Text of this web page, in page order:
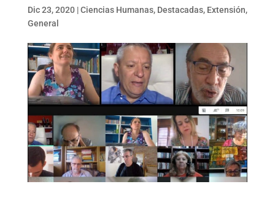
Dic 23, 2020|Ciencias Humanas, Destacadas, Extensión,
General